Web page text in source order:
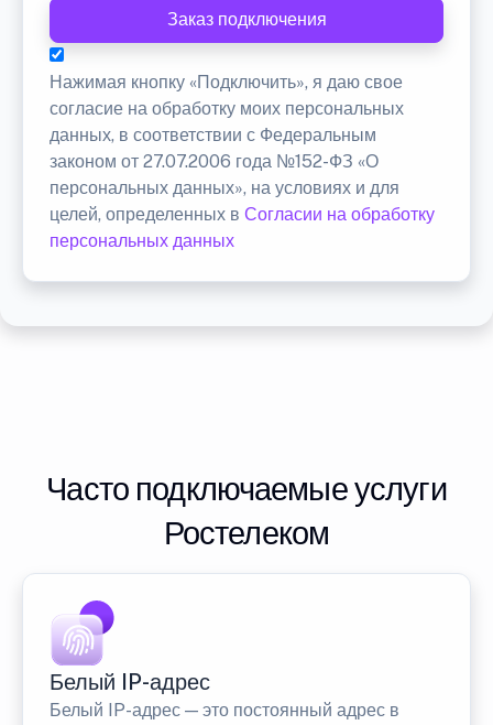
Заказ подключения
Нажимая кнопку «Подключить», я даю свое
согласие на обработку моих персональных
данных, в соответствии с Федеральным
законом от 27.07.2006 года №152-ФЗ «О
персональных данных», на условиях и для
целей, определенных в Согласии на обработку
персональных данных
Часто подключаемые услуги
Ростелеком
Белый IP-адрес
Белый IP-адрес — это постоянный адрес в